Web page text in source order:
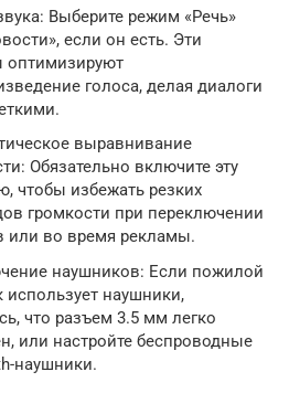
Выберите режим «Речь»
если он есть. Эти
голоса, делая диалоги
выравнивание
Обязательно включите эту
чтобы избежать резких
громкости при переключении
или во время рекламы.
наушников: Если пожилой
использует наушники,
что разъем 3.5 мм легко
или настройте беспроводные
наушники.